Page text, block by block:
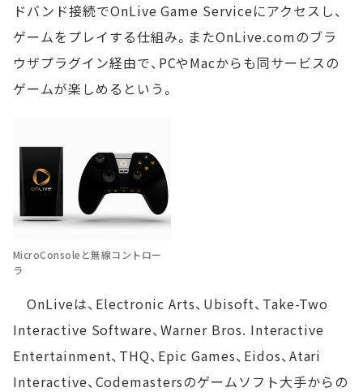
ドバンド接続でOnLive Game Serviceにアクセスし、
ゲームをプレイする仕組み。またOnLive.comのブラ
ウザプラグイン経由で、PCやMacからも同サービスの
ゲームが楽しめるという。
MicroConsoleと無線コントロー
ラ
OnLiveは、Electronic Arts、Ubisoft、Take-Two
Interactive Software、Warner Bros. Interactive
Entertainment、THQ、Epic Games、Eidos、Atari
Interactive、Codemastersのゲームソフト大手からの